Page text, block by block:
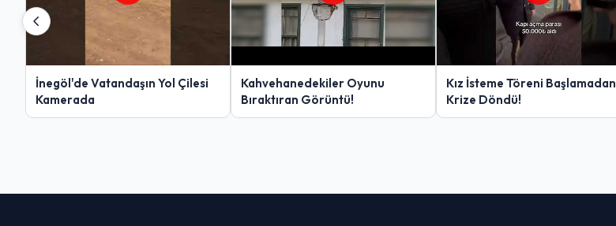
İnegöl'de Vatandaşın Yol Çilesi
Kamerada
Kahvehanedekiler Oyunu
Bıraktıran Görüntü!
Kız İsteme Töreni Başlamadan
Krize Döndü!